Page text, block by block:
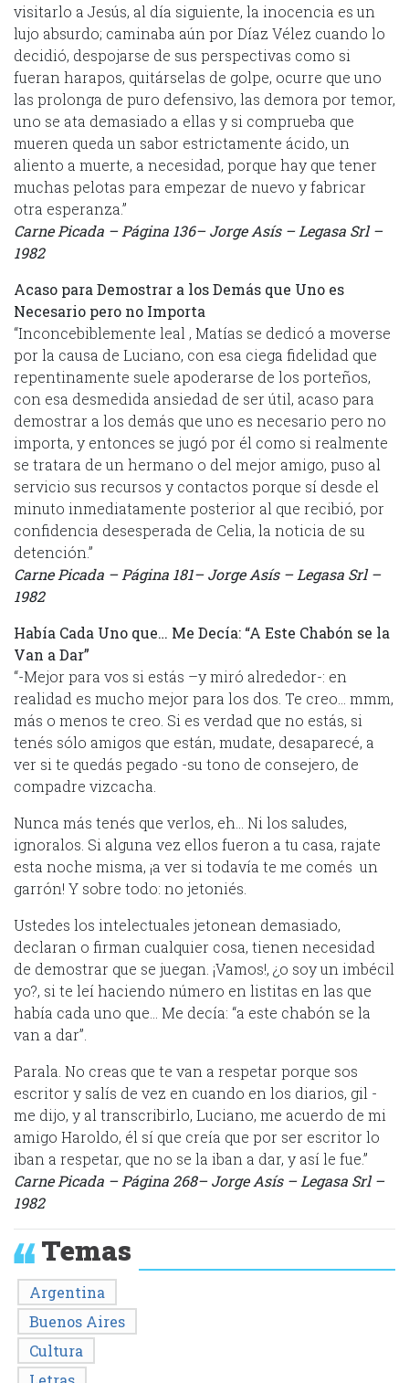
visitarlo a Jesús, al día siguiente, la inocencia es un
lujo absurdo; caminaba aún por Díaz Vélez cuando lo
decidió, despojarse de sus perspectivas como si
fueran harapos, quitárselas de golpe, ocurre que uno
las prolonga de puro defensivo, las demora por temor,
uno se ata demasiado a ellas y si comprueba que
mueren queda un sabor estrictamente ácido, un
aliento a muerte, a necesidad, porque hay que tener
muchas pelotas para empezar de nuevo y fabricar
otra esperanza.”
Carne Picada – Página 136– Jorge Asís – Legasa Srl –
1982
Acaso para Demostrar a los Demás que Uno es
Necesario pero no Importa
“Inconcebiblemente leal , Matías se dedicó a moverse
por la causa de Luciano, con esa ciega fidelidad que
repentinamente suele apoderarse de los porteños,
con esa desmedida ansiedad de ser útil, acaso para
demostrar a los demás que uno es necesario pero no
importa, y entonces se jugó por él como si realmente
se tratara de un hermano o del mejor amigo, puso al
servicio sus recursos y contactos porque sí desde el
minuto inmediatamente posterior al que recibió, por
confidencia desesperada de Celia, la noticia de su
detención.”
Carne Picada – Página 181– Jorge Asís – Legasa Srl –
1982
Había Cada Uno que… Me Decía: “A Este Chabón se la
Van a Dar”
“-Mejor para vos si estás –y miró alrededor-: en
realidad es mucho mejor para los dos. Te creo… mmm,
más o menos te creo. Si es verdad que no estás, si
tenés sólo amigos que están, mudate, desaparecé, a
ver si te quedás pegado -su tono de consejero, de
compadre vizcacha.
Nunca más tenés que verlos, eh… Ni los saludes,
ignoralos. Si alguna vez ellos fueron a tu casa, rajate
esta noche misma, ¡a ver si todavía te me comés un
garrón! Y sobre todo: no jetoniés.
Ustedes los intelectuales jetonean demasiado,
declaran o firman cualquier cosa, tienen necesidad
de demostrar que se juegan. ¡Vamos!, ¿o soy un imbécil
yo?, si te leí haciendo número en listitas en las que
había cada uno que… Me decía: “a este chabón se la
van a dar”.
Parala. No creas que te van a res­petar porque sos
escritor y salís de vez en cuando en los diarios, gil -
me dijo, y al transcribirlo, Luciano, me acuerdo de mi
amigo Haroldo, él sí que creía que por ser escritor lo
iban a respetar, que no se la iban a dar, y así le fue.”
Carne Picada – Página 268– Jorge Asís – Legasa Srl –
1982
Temas
Argentina
Buenos Aires
Cultura